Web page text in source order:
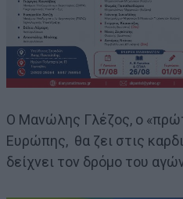
Ο Μανώλης Γλέζος, ο
Ευρώπης, θα ζει στις
δείχνει τον δρόμο του